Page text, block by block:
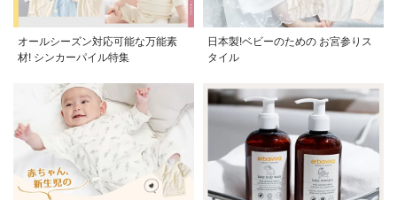
オールシーズン対応可能な万能素
材! シンカーパイル特集
日本製!ベビーのための お宮参りス
タイル